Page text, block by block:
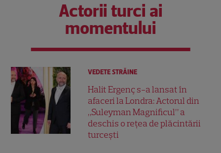
Actorii turci ai
momentului
VEDETE STRĂINE
Halit Ergenç s-a lansat în
afaceri la Londra: Actorul din
„Suleyman Magnificul” a
deschis o rețea de plăcintării
turcești